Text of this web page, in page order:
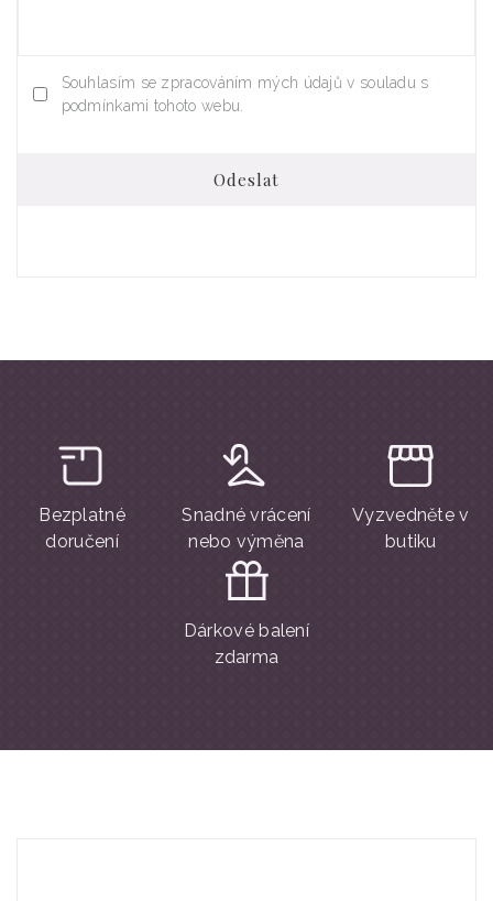
Souhlasím se zpracováním mých údajů v souladu s
podmínkami tohoto webu.
Odeslat
Bezplatné
doručení
Snadné vrácení
nebo výměna
Vyzvedněte v
butiku
Dárkové balení
zdarma